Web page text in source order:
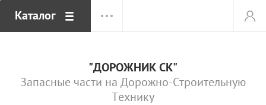
Каталог
"ДОРОЖНИК СК"
Запасные части на Дорожно-Строительную
Технику